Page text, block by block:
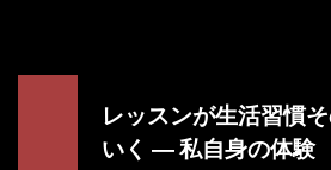
レッスンが生活習慣
いく ― 私自身の体験